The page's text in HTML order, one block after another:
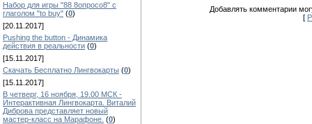
Набор для игры "88 8опросо8" с
глаголом "to buy" (0)
[20.11.2017]
Pushing the button - Динамика
действия в реальности (0)
[15.11.2017]
Скачать Бесплатно Лингвокарты (0)
[15.11.2017]
В четверг, 16 ноября, 19.00 МСК -
Интерактивная Лингвокарта. Виталий
Диброва представляет новый
мастер-класс на Марафоне. (0)
Добавлять комментарии
[